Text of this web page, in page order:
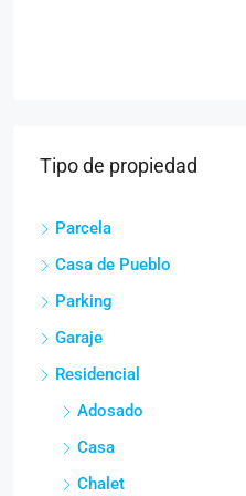
Tipo de propiedad
Parcela
Casa de Pueblo
Parking
Garaje
Residencial
Adosado
Casa
Chalet